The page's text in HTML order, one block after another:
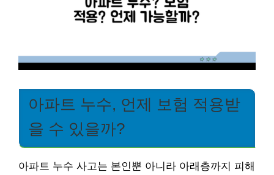
아파트 누수, 언제 보험 적용받
을 수 있을까?
아파트 누수 사고는 본인뿐 아니라 아래층까지 피해